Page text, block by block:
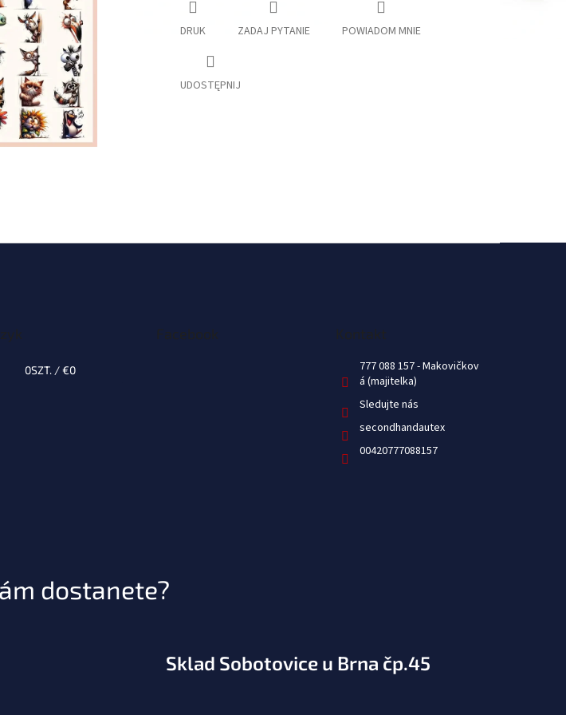
DRUK ZADAJ PYTANIE POWIADOM MNIE
UDOSTĘPNIJ
0SZT. /€0
Facebook Kontakt
777 088 157
Sledujte nás
secondhandautex
00420777088157
dostanete?
Sklad Sobotovice u Brna čp.45